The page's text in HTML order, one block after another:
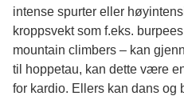
intense spurter eller
kroppsvekt som f.eks.
mountain climbers – kan
til hoppetau, kan dette være
for kardio. Ellers kan dans og